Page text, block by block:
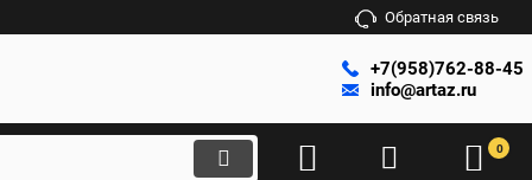
Обратная связь
+7(958)762-88-45
info@artaz.ru
0